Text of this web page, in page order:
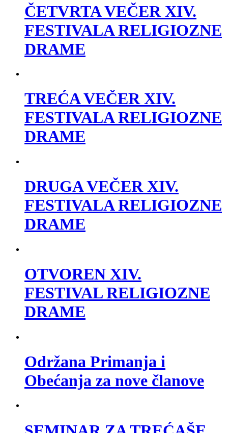
ČETVRTA VEČER XIV.
FESTIVALA RELIGIOZNE
DRAME
TREĆA VEČER XIV.
FESTIVALA RELIGIOZNE
DRAME
​​​​DRUGA VEČER XIV.
FESTIVALA RELIGIOZNE
DRAME
OTVOREN XIV.
FESTIVAL RELIGIOZNE
DRAME
Održana Primanja i
Obećanja za nove članove